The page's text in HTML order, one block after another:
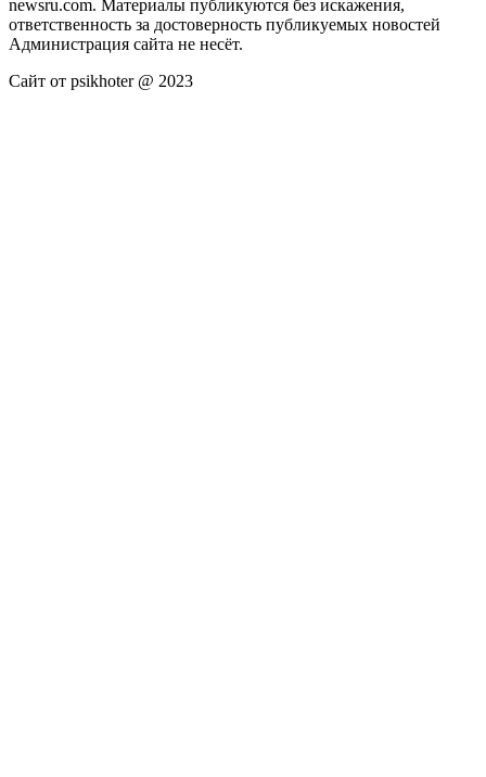
newsru.com. Материалы публикуются без искажения,
ответственность за достоверность публикуемых новостей
Администрация сайта не несёт.
Сайт от psikhoter @ 2023